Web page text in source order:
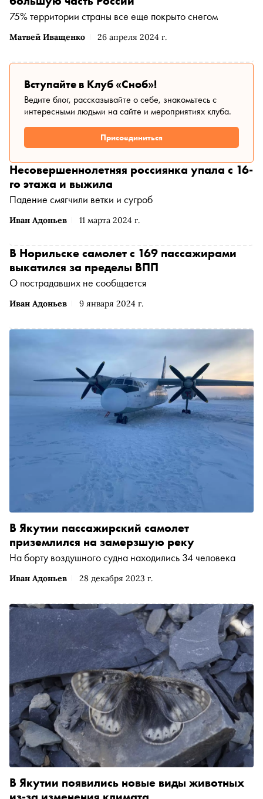
Матвей Иващенко 26 апреля 2024 г.
75% территории страны все еще покрыто снегом
Вступайте в Клуб «Сноб»!
Ведите блог, рассказывайте о себе, знакомьтесь с
интересными людьми на сайте и мероприятиях клуба.
Присоединиться
Иван Адоньев 11 марта 2024 г.
Несовершеннолетняя россиянка упала с 16-
го этажа и выжила
Падение смягчили ветки и сугроб
Иван Адоньев 9 января 2024 г.
В Норильске самолет с 169 пассажирами
выкатился за пределы ВПП
О пострадавших не сообщается
Иван Адоньев 28 декабря 2023 г.
В Якутии пассажирский самолет
приземлился на замерзшую реку
На борту воздушного судна находились 34 человека
В Якутии появились новые виды животных